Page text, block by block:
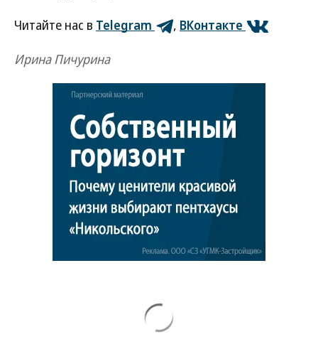
Читайте нас в Telegram , ВКонтакте
Ирина Пичурина